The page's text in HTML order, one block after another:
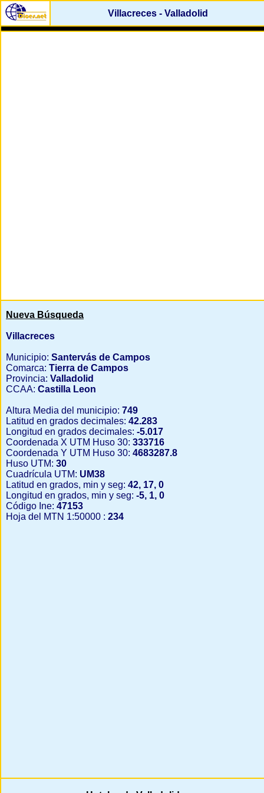
Villacreces - Valladolid
Nueva Búsqueda
Villacreces
Municipio: Santervás de Campos
Comarca: Tierra de Campos
Provincia: Valladolid
CCAA: Castilla Leon
Altura Media del municipio: 749
Latitud en grados decimales: 42.283
Longitud en grados decimales: -5.017
Coordenada X UTM Huso 30: 333716
Coordenada Y UTM Huso 30: 4683287.8
Huso UTM: 30
Cuadrícula UTM: UM38
Latitud en grados, min y seg: 42, 17, 0
Longitud en grados, min y seg: -5, 1, 0
Código Ine: 47153
Hoja del MTN 1:50000 : 234